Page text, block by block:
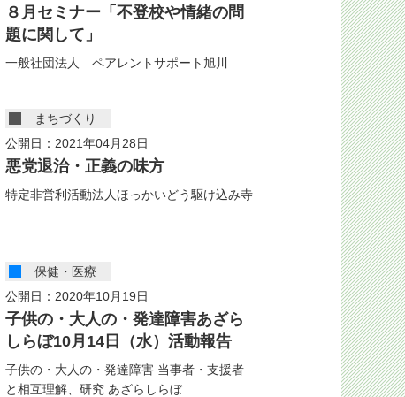
８月セミナー「不登校や情緒の問
題に関して」
一般社団法人 ペアレントサポート旭川
まちづくり
公開日：2021年04月28日
悪党退治・正義の味方
特定非営利活動法人ほっかいどう駆け込み寺
保健・医療
公開日：2020年10月19日
子供の・大人の・発達障害あざら
しらぼ10月14日（水）活動報告
子供の・大人の・発達障害 当事者・支援者
と相互理解、研究 あざらしらぼ